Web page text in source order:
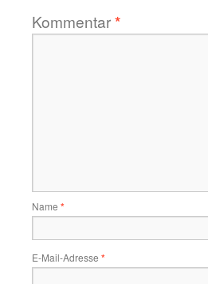
Kommentar*
Name *
E-Mail-Adresse *